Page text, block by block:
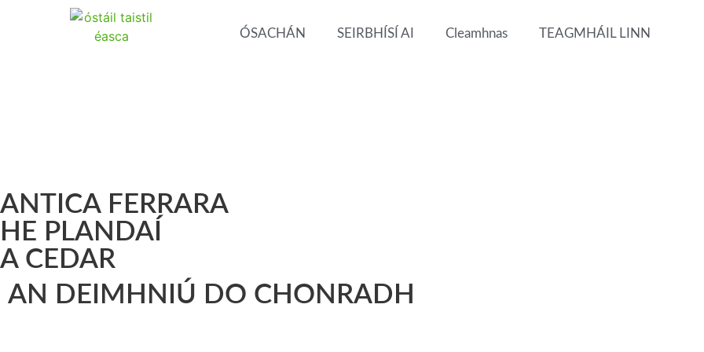
ÓSACHÁN SEIRBHÍSÍ AI Cleamhnas TEAGMHÁIL LINN
ANTICA FERRARA
HE PLANDAÍ
A CEDAR
AN DEIMHNIÚ DO CHONRADH